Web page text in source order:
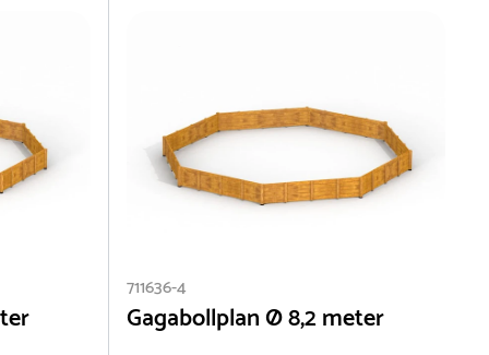
711636-4
Gagabollplan Ø 8,2 meter